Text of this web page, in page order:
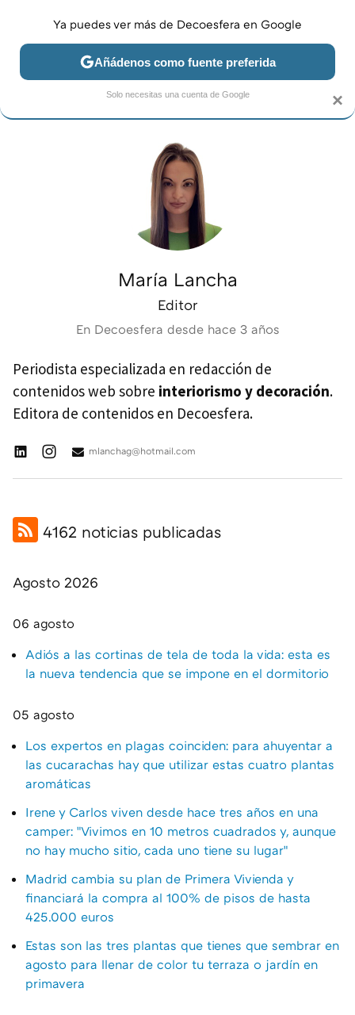
JARDÍN Y TERRAZA SALÓN DORMITORIO COCINA
María Lancha
Editor
En Decoesfera desde hace 3 años
Periodista especializada en redacción de
contenidos web sobre interiorismo y decoración.
Editora de contenidos en Decoesfera.
mlanchag@hotmail.com
4162 noticias publicadas
Agosto 2026
06 agosto
Adiós a las cortinas de tela de toda la vida: esta es
la nueva tendencia que se impone en el dormitorio
05 agosto
Los expertos en plagas coinciden: para ahuyentar a
las cucarachas hay que utilizar estas cuatro plantas
aromáticas
Irene y Carlos viven desde hace tres años en una
camper: "Vivimos en 10 metros cuadrados y, aunque
no hay mucho sitio, cada uno tiene su lugar"
Madrid cambia su plan de Primera Vivienda y
financiará la compra al 100% de pisos de hasta
425.000 euros
Estas son las tres plantas que tienes que sembrar en
agosto para llenar de color tu terraza o jardín en
primavera
×
Ya puedes ver más de Decoesfera en Google
Añádenos como fuente preferida
Solo necesitas una cuenta de Google